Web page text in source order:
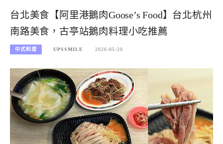
台北美食【阿里港鵝肉Goose’s Food】台北杭州
南路美食，古亭站鵝肉料理小吃推薦
中式料理 UPSSMILE 2026-05-20